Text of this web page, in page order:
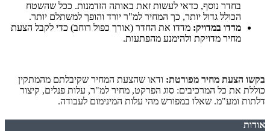
בחדר נוסף, כדאי לעשות זאת באותה הזדמנות. ככל שהשטח
הכולל גדול יותר, כך המחיר למ"ר יורד והופך למשתלם יותר.
מדדו במדויק: מדדו את החדר (אורך כפול רוחב) כדי לקבל הצעת
מחיר מדויקת ולהימנע מהפתעות.
בקשו הצעת מחיר מפורטת: ודאו שהצעת המחיר שקיבלתם מהמתקין
כוללת את כל המרכיבים: סוג הפרקט, מחיר למ"ר, עלות פנלים, קיצור
דלתות ומע"מ. שאלו במפורש מהי עלות המינימום לעבודה.
אודות